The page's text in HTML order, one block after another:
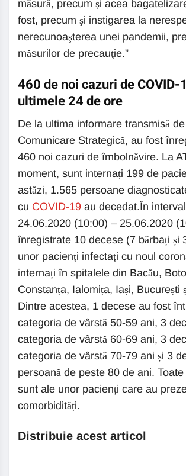
măsură, precum şi acea
fost, precum şi instigarea la
nerecunoaşterea unei pandemii,
măsurilor de precauţie.”
460 de noi cazuri de COVID-
ultimele 24 de ore
De la ultima informare transmisă
Comunicare Strategică, au fost
460 noi cazuri de îmbolnăvire. La
moment, sunt internați 199 de
astăzi, 1.565 persoane
cu COVID-19 au decedat.În
24.06.2020 (10:00) – 25.06.2020
înregistrate 10 decese (7 bărbați și
unor pacienți infectați cu noul
internați în spitalele din Bacău,
Constanța, Ialomița, Iași, București
Dintre acestea, 1 decese au fost
categoria de vârstă 50-59 ani, 3
categoria de vârstă 60-69 ani, 3
categoria de vârstă 70-79 ani și 3
persoană de peste 80 de ani.
sunt ale unor pacienți care au
comorbidități.
Distribuie acest articol